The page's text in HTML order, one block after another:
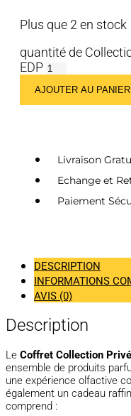
Plus que 2 en stock
quantité de
EDP
AJOUTER AU PANIER
Livraison
Echange et
Paiement
DESCRIPTION
INFORMATIONS
AVIS (0)
Description
Le Coffret Collection
ensemble de produits
une expérience olfactive
également un cadeau
comprend :